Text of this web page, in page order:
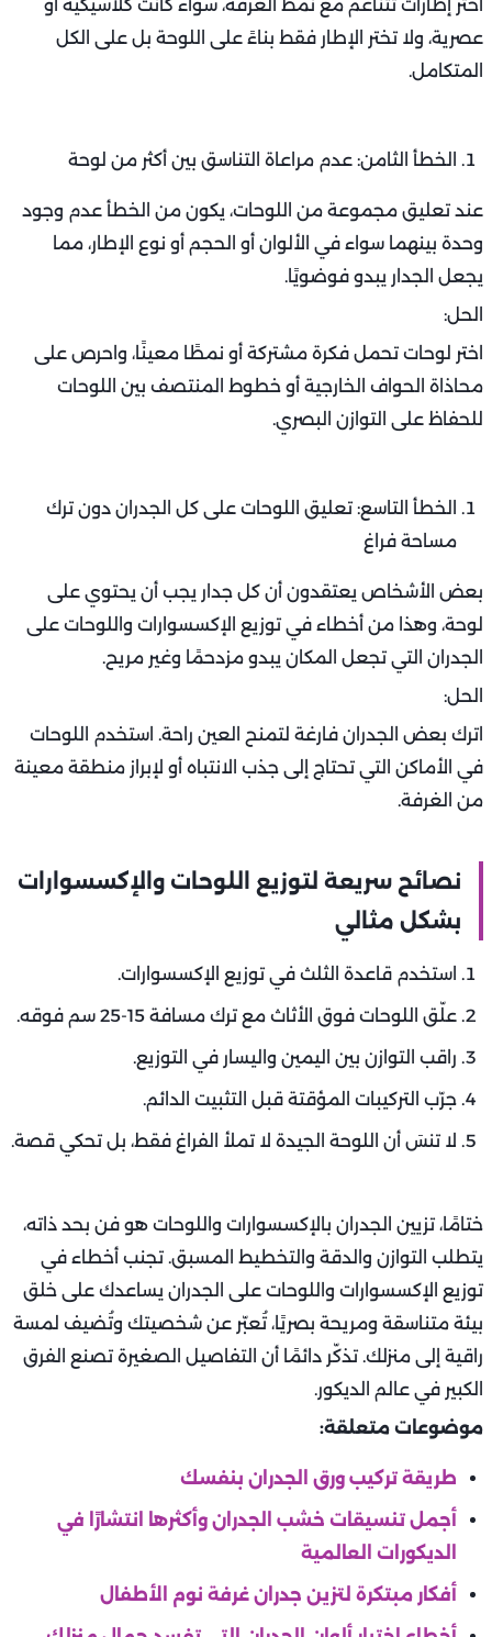
اختر إطارات تتناغم مع نمط الغرفة، سواء كانت كلاسيكية أو
عصرية، ولا تختر الإطار فقط بناءً على اللوحة بل على الكل
المتكامل.
الخطأ الثامن: عدم مراعاة التناسق بين أكثر من لوحة
عند تعليق مجموعة من اللوحات، يكون من الخطأ عدم وجود
وحدة بينهما سواء في الألوان أو الحجم أو نوع الإطار، مما
يجعل الجدار يبدو فوضويًا.
الحل:
اختر لوحات تحمل فكرة مشتركة أو نمطًا معينًا، واحرص على
محاذاة الحواف الخارجية أو خطوط المنتصف بين اللوحات
للحفاظ على التوازن البصري.
الخطأ التاسع: تعليق اللوحات على كل الجدران دون ترك
مساحة فراغ
بعض الأشخاص يعتقدون أن كل جدار يجب أن يحتوي على
لوحة، وهذا من أخطاء في توزيع الإكسسوارات واللوحات على
الجدران التي تجعل المكان يبدو مزدحمًا وغير مريح.
الحل:
اترك بعض الجدران فارغة لتمنح العين راحة. استخدم اللوحات
في الأماكن التي تحتاج إلى جذب الانتباه أو لإبراز منطقة معينة
من الغرفة.
نصائح سريعة لتوزيع اللوحات والإكسسوارات
بشكل مثالي
استخدم قاعدة الثلث في توزيع الإكسسوارات.
علّق اللوحات فوق الأثاث مع ترك مسافة 15-25 سم فوقه.
راقب التوازن بين اليمين واليسار في التوزيع.
جرّب التركيبات المؤقتة قبل التثبيت الدائم.
لا تنسَ أن اللوحة الجيدة لا تملأ الفراغ فقط، بل تحكي قصة.
ختامًا، تزيين الجدران بالإكسسوارات واللوحات هو فن بحد ذاته،
يتطلب التوازن والدقة والتخطيط المسبق. تجنب أخطاء في
توزيع الإكسسوارات واللوحات على الجدران يساعدك على خلق
بيئة متناسقة ومريحة بصريًا، تُعبّر عن شخصيتك وتُضيف لمسة
راقية إلى منزلك. تذكّر دائمًا أن التفاصيل الصغيرة تصنع الفرق
الكبير في عالم الديكور.
موضوعات متعلقة:
طريقة تركيب ورق الجدران بنفسك
أجمل تنسيقات خشب الجدران وأكثرها انتشارًا في
الديكورات العالمية
أفكار مبتكرة لتزين جدران غرفة نوم الأطفال